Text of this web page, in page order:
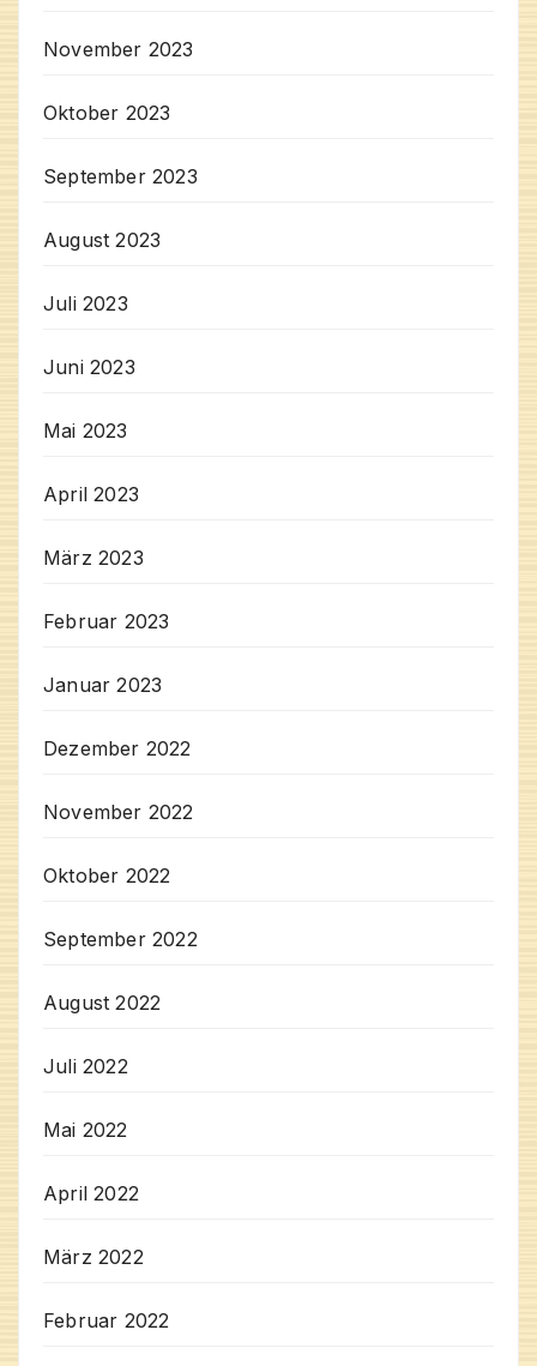
November 2023
Oktober 2023
September 2023
August 2023
Juli 2023
Juni 2023
Mai 2023
April 2023
März 2023
Februar 2023
Januar 2023
Dezember 2022
November 2022
Oktober 2022
September 2022
August 2022
Juli 2022
Mai 2022
April 2022
März 2022
Februar 2022